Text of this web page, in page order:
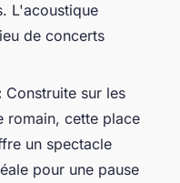
L'acoustique
de concerts
Construite sur les
romain, cette place
un spectacle
pour une pause